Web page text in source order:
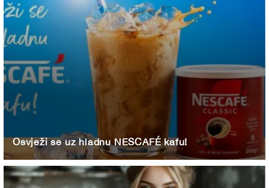
Osvježi se uz hladnu NESCAFÉ kafu!